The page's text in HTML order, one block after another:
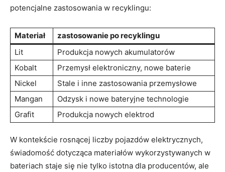
potencjalne zastosowania w recyklingu:
Materiał
zastosowanie po recyklingu
Lit
Produkcja nowych akumulatorów
Kobalt
Przemysł elektroniczny, nowe baterie
Nickel
Stale i inne zastosowania ‍przemysłowe
Mangan
Odzysk i nowe bateryjne technologie
Grafit
Produkcja nowych elektrod
W kontekście rosnącej liczby pojazdów elektrycznych,
świadomość dotycząca materiałów wykorzystywanych w
bateriach staje się nie ⁣tylko ⁤istotna dla producentów, ale